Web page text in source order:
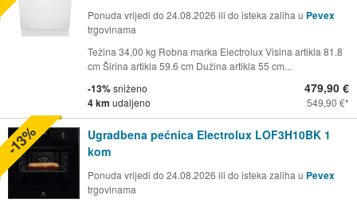
Ponuda vrijedi do 24.08.2026 ili do isteka zaliha u Pevex
trgovinama
Težina 34,00 kg Robna marka Electrolux Visina artikla 81.8
cm Širina artikla 59.6 cm Dužina artikla 55 cm...
-13%sniženo
4 km udaljeno
479,90 €
549,90 €
Ugradbena pećnica Electrolux LOF3H10BK 1
kom
Ponuda vrijedi do 24.08.2026 ili do isteka zaliha u Pevex
trgovinama
-13%